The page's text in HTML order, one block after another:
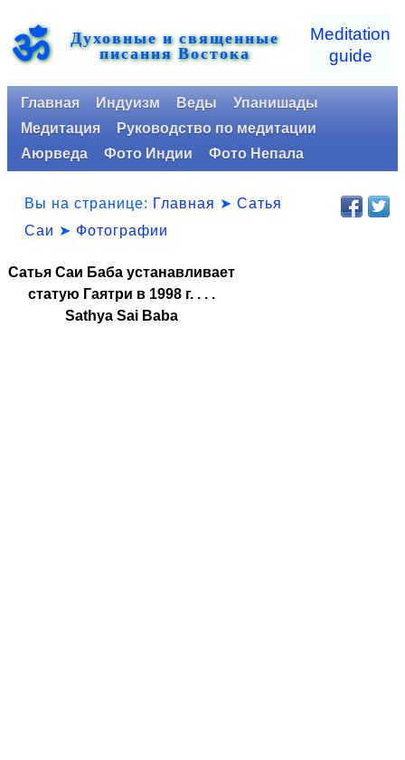
ॐ Духовные и священные
писания Востока
Meditation
guide
Главная Индуизм Веды
Упанишады
Медитация
Руководство по медитации
Аюрведа
Фото Индии Фото Непала
Вы на странице: Главная ➤ Сатья
Саи ➤ Фотографии
Сатья Саи Баба устанавливает
статую Гаятри в 1998 г. . . .
Sathya Sai Baba